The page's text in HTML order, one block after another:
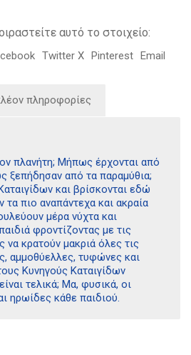
αυτό το στοιχείο:
Twitter X Pinterest Email
πληροφορίες
πλανήτη; Μήπως έρχονται από
ξεπήδησαν από τα παραμύθια;
και βρίσκονται εδώ
τα πιο αναπάντεχα και ακραία
μέρα νύχτα και
φροντίζοντας με τις
να κρατούν μακριά όλες τις
αμμοθύελλες, τυφώνες και
Κυνηγούς Καταιγίδων
τελικά; Μα, φυσικά, οι
ηρωίδες κάθε παιδιού.